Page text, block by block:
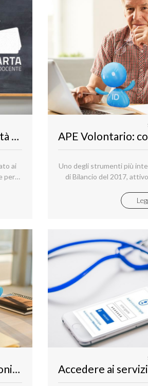
Carta del docente 2018-2019: novità sul bonus da 500€
ai
per
Uno degli strumenti più
di Bilancio del 2017,
che permette di
integrativo o in
730 precompilato con SPID: istruzioni per l’uso